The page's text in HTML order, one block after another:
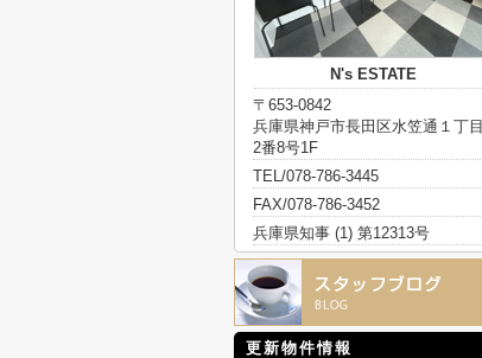
N's ESTATE
〒653-0842
兵庫県神戸市長田区水笠通１丁目
2番8号1F
TEL/078-786-3445
FAX/078-786-3452
兵庫県知事 (1) 第12313号
更新物件情報